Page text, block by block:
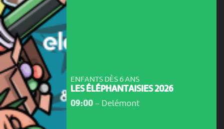
ENFANTS DÈS 6 ANS
LES ÉLÉPHANTAISIES 2026
09:00- Delémont